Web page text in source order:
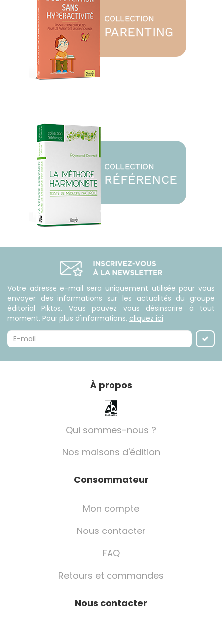
Votre adresse e-mail sera uniquement utilisée pour vous
envoyer des informations sur les actualités du groupe
éditorial Piktos. Vous pouvez vous désinscrire à tout
moment. Pour plus d'informations, cliquez ici.
À propos
Qui sommes-nous ?
Nos maisons d'édition
Consommateur
Mon compte
Nous contacter
FAQ
Retours et commandes
Nous contacter